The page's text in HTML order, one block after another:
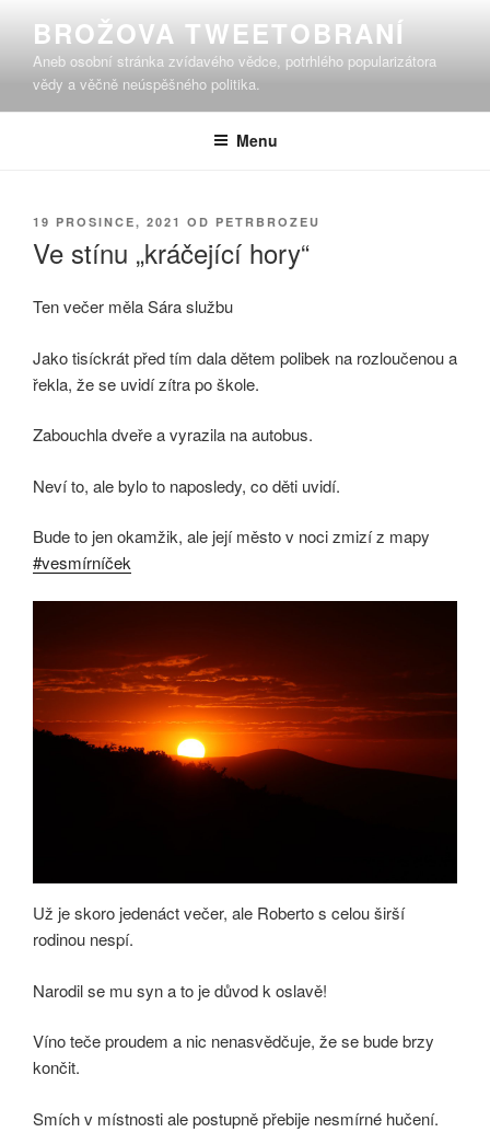
obsahu
webu
BROŽOVA TWEETOBRANÍ
Aneb osobní stránka zvídavého vědce, potrhlého popularizátora
vědy a věčně neúspěšného politika.
Menu
PUBLIKOVÁNO
19 PROSINCE, 2021 OD PETRBROZEU
Ve stínu „kráčející hory“
Ten večer měla Sára službu
Jako tisíckrát před tím dala dětem polibek na rozloučenou a
řekla, že se uvidí zítra po škole.
Zabouchla dveře a vyrazila na autobus.
Neví to, ale bylo to naposledy, co děti uvidí.
Bude to jen okamžik, ale její město v noci zmizí z mapy
#vesmírníček
Už je skoro jedenáct večer, ale Roberto s celou širší
rodinou nespí.
Narodil se mu syn a to je důvod k oslavě!
Víno teče proudem a nic nenasvědčuje, že se bude brzy
končit.
Smích v místnosti ale postupně přebije nesmírné hučení.